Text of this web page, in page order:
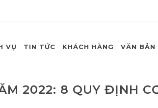
VỤ TIN TỨC KHÁCH HÀNG VĂN BẢN
2022: 8 QUY ĐỊNH